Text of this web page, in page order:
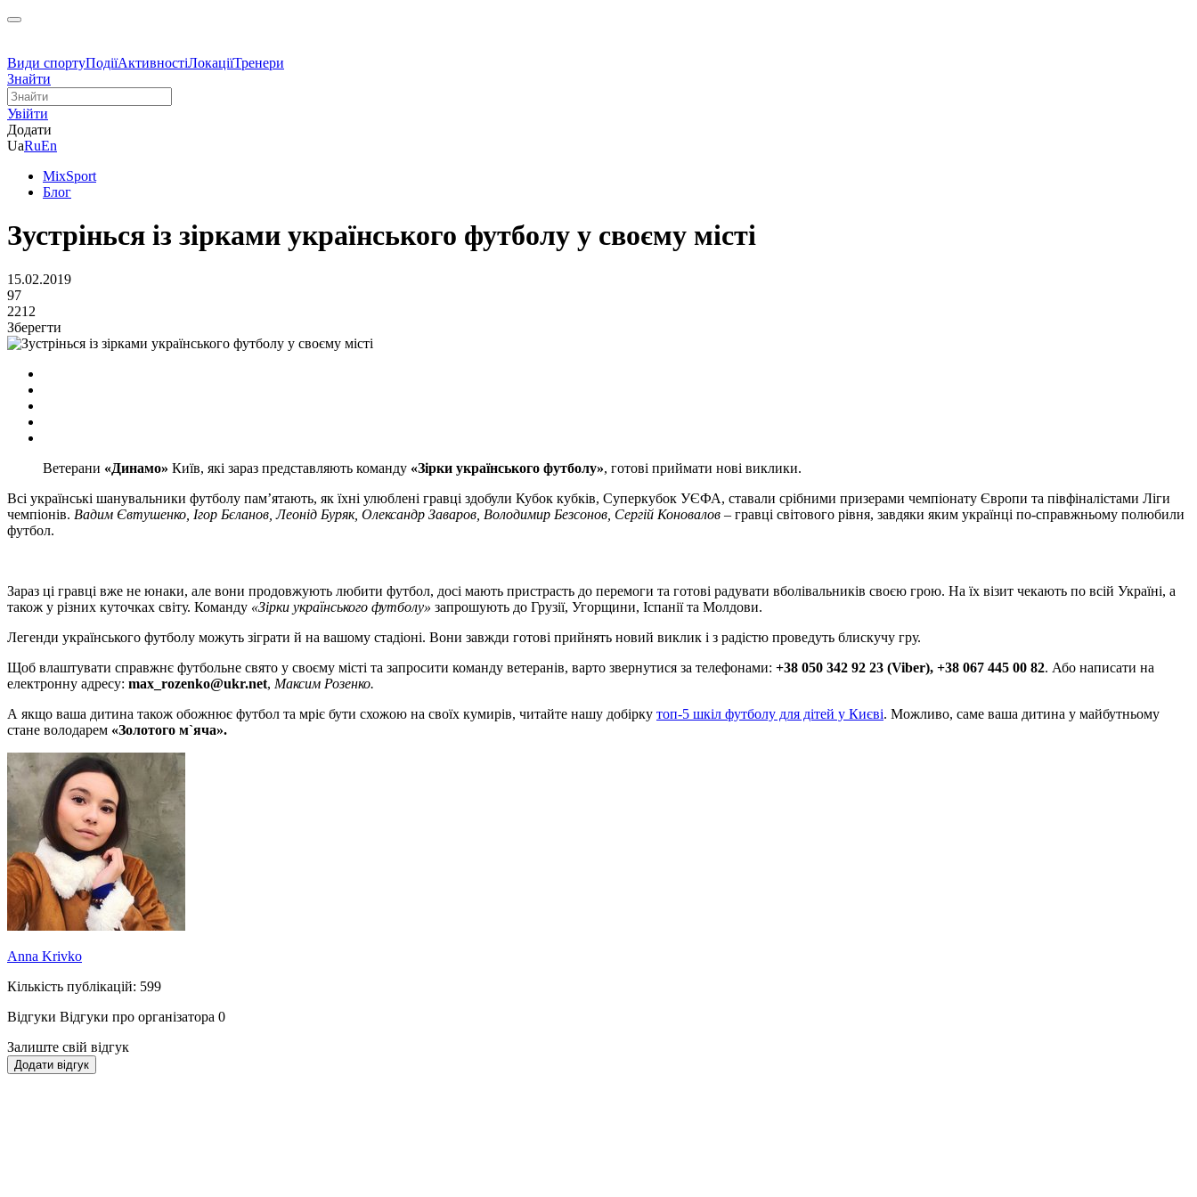
Види спортуПодіїАктивностіЛокаціїТренери
Знайти
Увійти
Додати
UaRuEn
MixSport
Блог
Зустрінься із зірками українського футболу у своєму місті
15.02.2019
97
2212
Зберегти
Ветерани «Динамо» Київ, які зараз представляють команду «Зірки українського футболу», готові приймати нові виклики.
Всі українські шанувальники футболу пам’ятають, як їхні улюблені гравці здобули Кубок кубків, Суперкубок УЄФА, ставали срібними призерами чемпіонату Європи та півфіналістами Ліги
чемпіонів. Вадим Євтушенко, Ігор Бєланов, Леонід Буряк, Олександр Заваров, Володимир Безсонов, Сергій Коновалов – гравці світового рівня, завдяки яким українці по-справжньому полюбили
футбол.
Зараз ці гравці вже не юнаки, але вони продовжують любити футбол, досі мають пристрасть до перемоги та готові радувати вболівальників своєю грою. На їх візит чекають по всій Україні, а
також у різних куточках світу. Команду «Зірки українського футболу» запрошують до Грузії, Угорщини, Іспанії та Молдови.
Легенди українського футболу можуть зіграти й на вашому стадіоні. Вони завжди готові прийнять новий виклик і з радістю проведуть блискучу гру.
Щоб влаштувати справжнє футбольне свято у своєму місті та запросити команду ветеранів, варто звернутися за телефонами: +38 050 342 92 23 (Viber), +38 067 445 00 82. Або написати на
електронну адресу: max_rozenko@ukr.net, Максим Розенко.
А якщо ваша дитина також обожнює футбол та мріє бути схожою на своїх кумирів, читайте нашу добірку топ-5 шкіл футболу для дітей у Києві. Можливо, саме ваша дитина у майбутньому
стане володарем «Золотого м`яча».
Anna Krivko
Кількість публікацій: 599
Відгуки Відгуки про організатора 0
Залиште свій відгук
Додати відгук